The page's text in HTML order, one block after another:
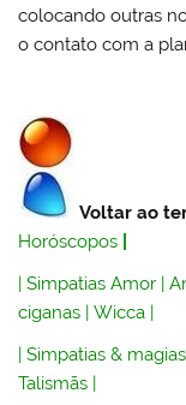
colocando outras
o contato com a
Voltar ao
Horóscopos
|Simpatias Amor |
ciganas |Wicca |
|Simpatias &
Talismãs